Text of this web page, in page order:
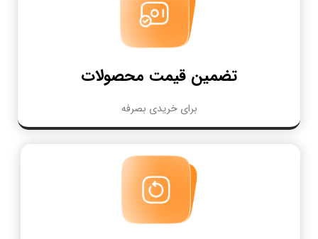
تضمین قیمت محصولات
برای خریدی بصرفه